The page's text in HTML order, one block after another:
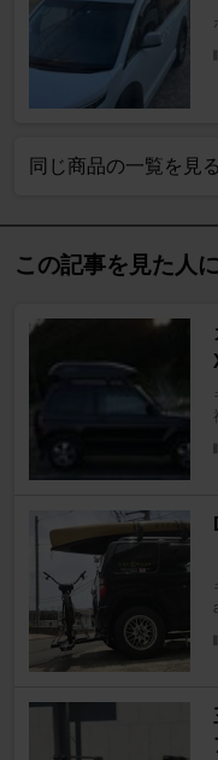
同じ商品の一覧を見る
この記事を見た人